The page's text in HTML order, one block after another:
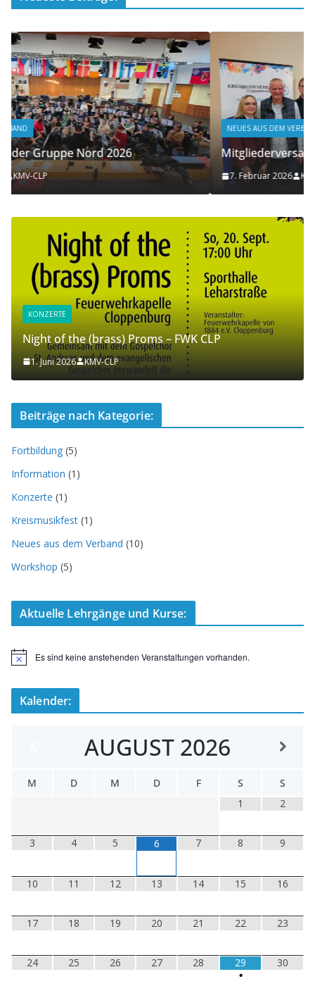
NEUES AUS DEM VERBAND
Mitgliederversammlung 2025
7. Februar 2026 KMV-CLP
KONZERTE
Night of the (brass) Proms – FWK CLP
1. Juni 2026 KMV-CLP
Beiträge nach Kategorie:
Fortbildung (5)
Information (1)
Konzerte (1)
Kreismusikfest (1)
Neues aus dem Verband (10)
Workshop (5)
Aktuelle Lehrgänge und Kurse:
H
i
Es sind keine anstehenden Veranstaltungen vorhanden.
Kalender:
AUGUST 2026
M D M D F S
S
1
2
3 4 5 6 7 8 9
10 11 12 13 14 15 16
17 18 19 20 21 22 23
24 25 26 27 28
29
•
30